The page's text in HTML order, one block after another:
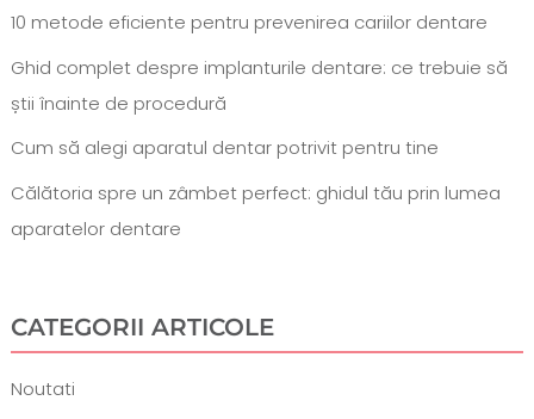
10 metode eficiente pentru prevenirea cariilor dentare
Ghid complet despre implanturile dentare: ce trebuie să
știi înainte de procedură
Cum să alegi aparatul dentar potrivit pentru tine
Călătoria spre un zâmbet perfect: ghidul tău prin lumea
aparatelor dentare
CATEGORII ARTICOLE
Noutati